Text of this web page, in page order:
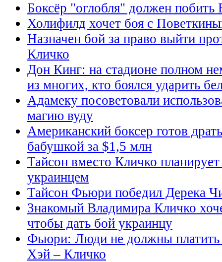
Боксёр "оглобля" должен
Холифилд хочет боя с
Назначен бой за право выйти
Кличко
Дон Кинг: на стадионе полном
из многих, кто боялся ударить
Адамеку посоветовали
магию вуду
Американский боксер готов
бабушкой за $1,5 млн
Тайсон вместо Кличко
украинцем
Тайсон Фьюри победил Дерека
Знакомый Владимира Кличко
чтобы дать бой украинцу
Фьюри: Люди не должны платить
Хэй – Кличко